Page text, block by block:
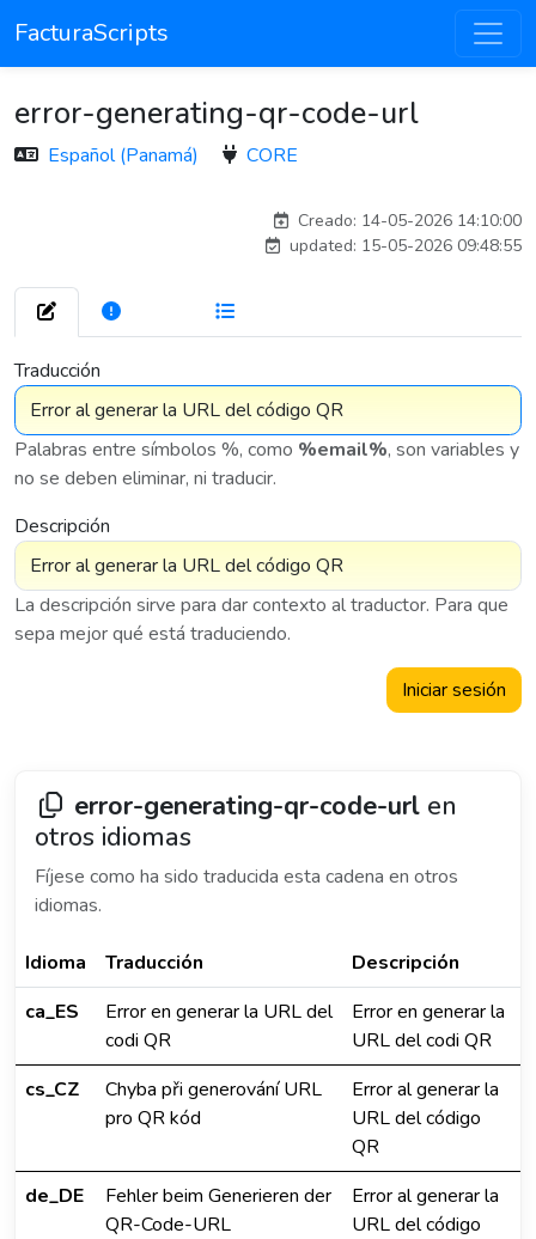
FacturaScripts
error-generating-qr-code-url
Español (Panamá) CORE
Creado: 14-05-2026 14:10:00
updated: 15-05-2026 09:48:55
Traducción
Palabras entre símbolos %, como %email%, son variables y
no se deben eliminar, ni traducir.
Descripción
La descripción sirve para dar contexto al traductor. Para que
sepa mejor qué está traduciendo.
Iniciar sesión
error-generating-qr-code-url en
otros idiomas
Fíjese como ha sido traducida esta cadena en otros
idiomas.
Idioma Traducción
Descripción
ca_ES
Error en generar la URL del
codi QR
Error en generar la
URL del codi QR
cs_CZ
Chyba při generování URL
pro QR kód
Error al generar la
URL del código
QR
de_DE
Fehler beim Generieren der
QR-Code-URL
Error al generar la
URL del código